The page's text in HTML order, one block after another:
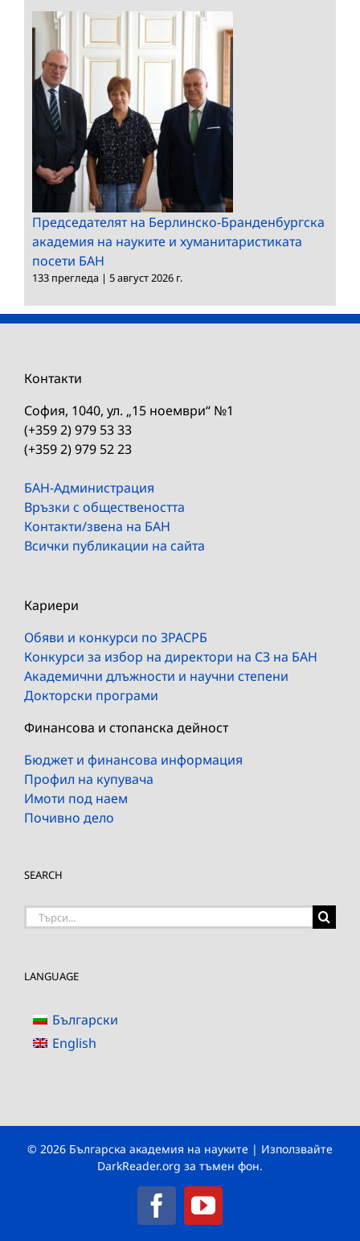
Председателят на Берлинско-Бранденбургска
академия на науките и хуманитаристиката
посети БАН
133 прегледа | 5 август 2026 г.
Контакти
София, 1040, ул. „15 ноември“ №1
(+359 2) 979 53 33
(+359 2) 979 52 23
БАН-Администрация
Връзки с обществеността
Контакти/звена на БАН
Всички публикации на сайта
Кариери
Обяви и конкурси по ЗРАСРБ
Конкурси за избор на директори на СЗ на БАН
Академични длъжности и научни степени
Докторски програми
Финансова и стопанска дейност
Бюджет и финансова информация
Профил на купувача
Имоти под наем
Почивно дело
SEARCH
Търсене
LANGUAGE
Български
English
© 2026 Българска академия на науките | Използвайте
DarkReader.org за тъмен фон.
FacebookYouTube